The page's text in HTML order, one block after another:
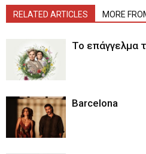
RELATED ARTICLES MORE
Το επάγγελμα
Barcelona